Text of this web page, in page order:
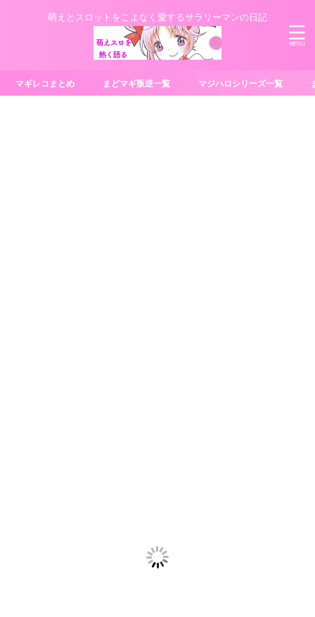
萌えとスロットをこよなく愛するサラリーマンの日記
マギレコまとめ まどマギ叛逆一覧 マジハロシリーズ一覧